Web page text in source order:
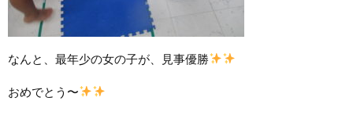
なんと、最年少の女の子が、見事優勝
おめでとう〜